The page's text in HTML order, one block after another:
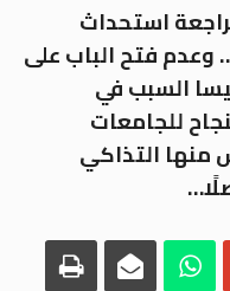
استحداث
فتح الباب على
السبب في
للجامعات
منها التذاكي